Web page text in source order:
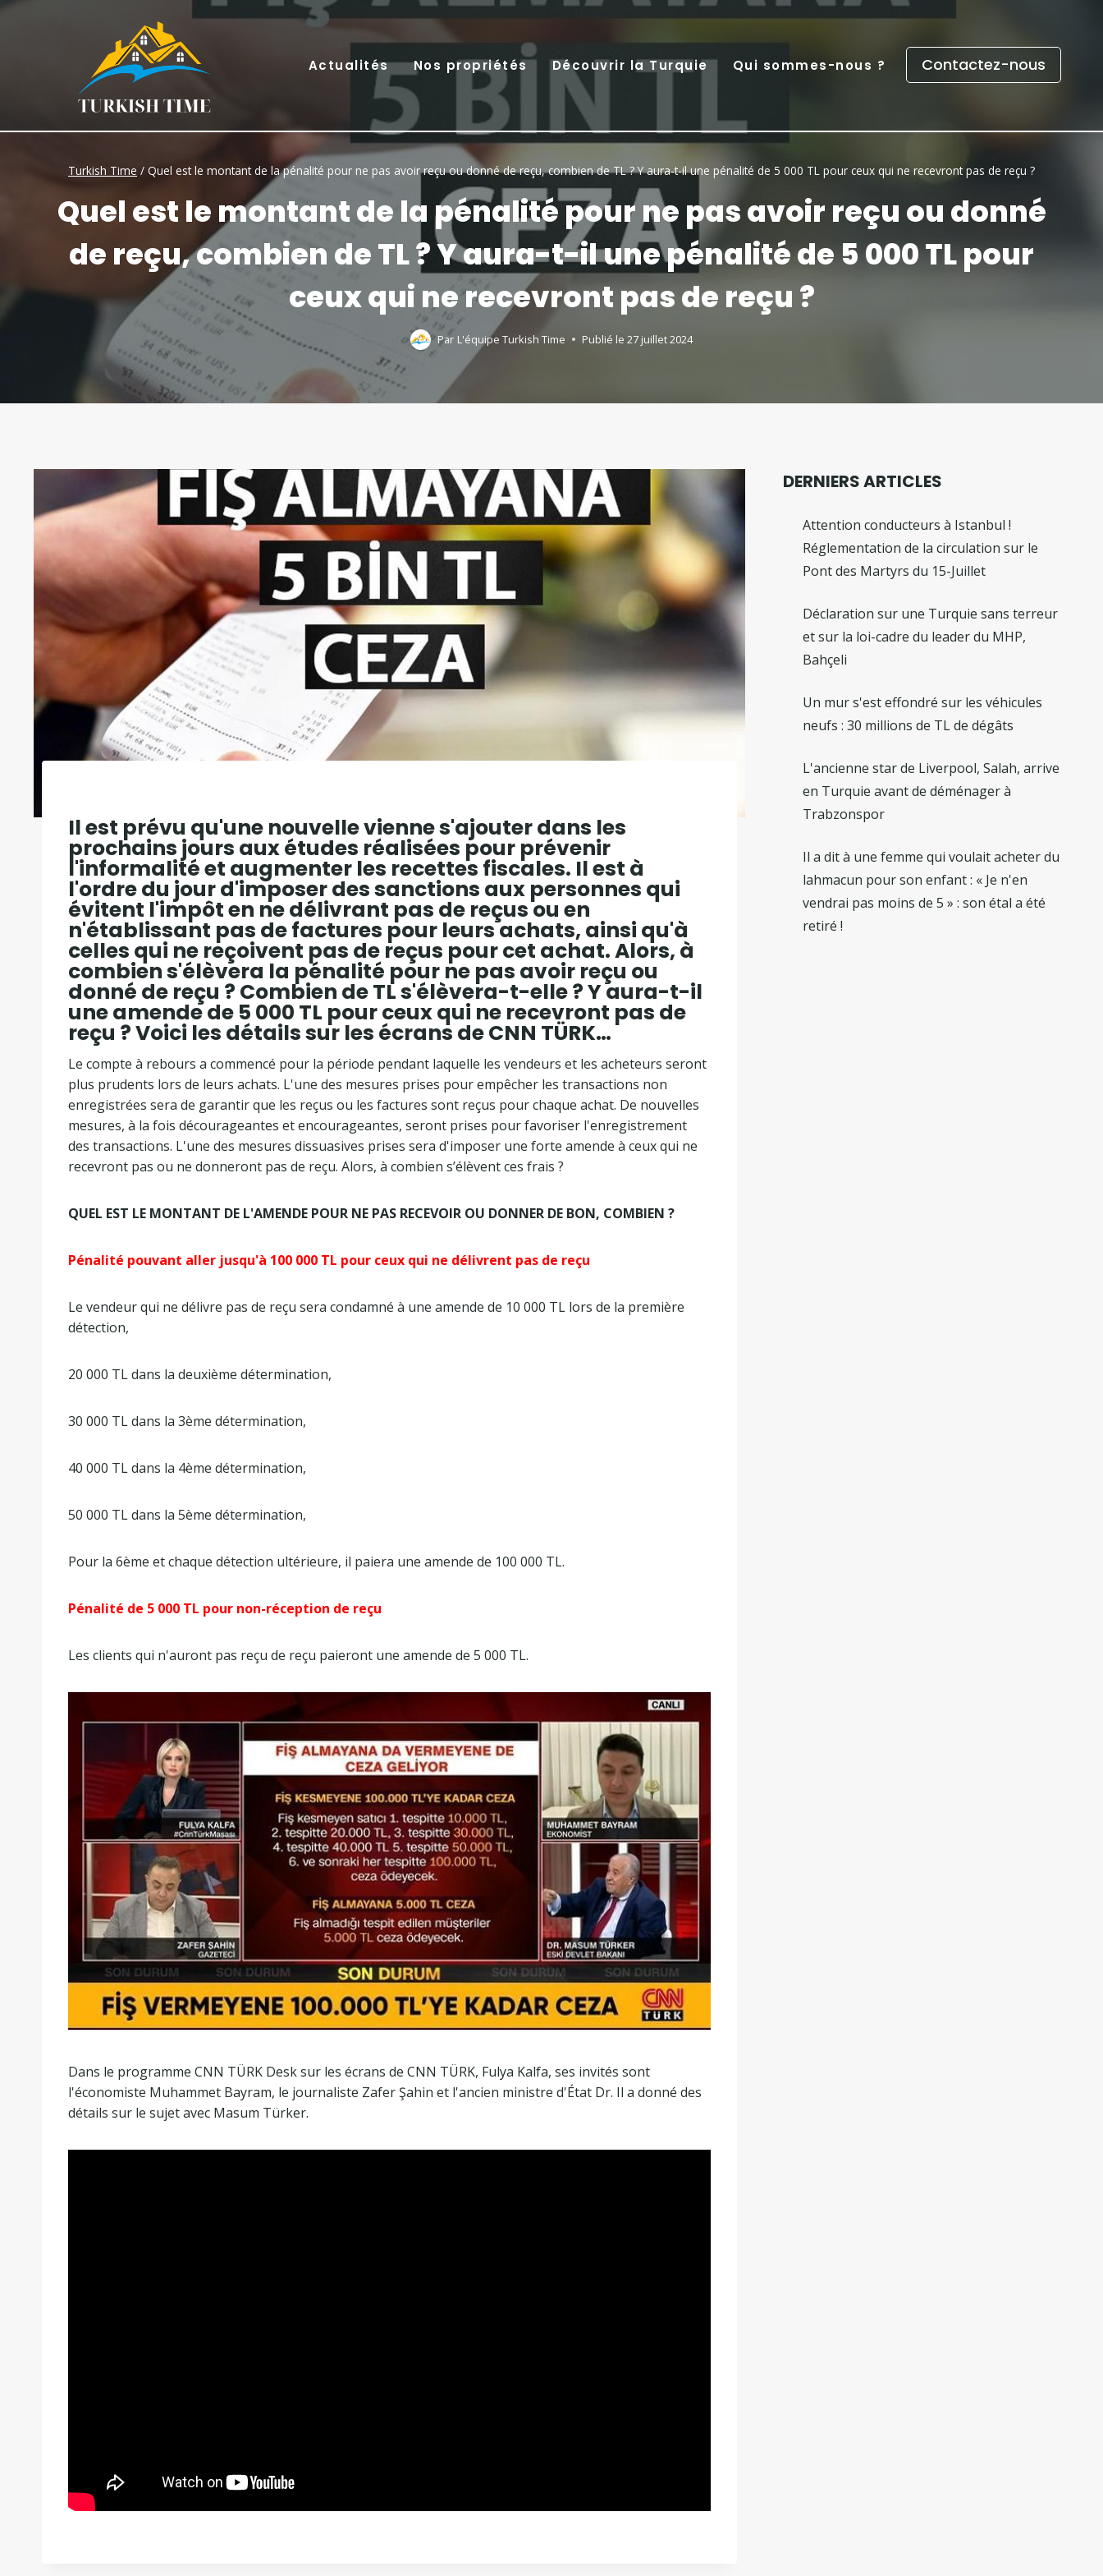
Skip
Actualités Nos propriétés Découvrir la Turquie Qui sommes-nous ? Contactez-nous
Turkish Time / Quel est le montant de la pénalité pour ne pas avoir reçu ou donné de reçu, combien de TL ? Y aura-t-il une pénalité de 5 000 TL pour ceux qui ne recevront pas de reçu ?
Quel est le montant de la pénalité pour ne pas avoir reçu ou donné
de reçu, combien de TL ? Y aura-t-il une pénalité de 5 000 TL pour
ceux qui ne recevront pas de reçu ?
Par L'équipe Turkish Time Publié le 27 juillet 2024
Il est prévu qu'une nouvelle vienne s'ajouter dans les
prochains jours aux études réalisées pour prévenir
l'informalité et augmenter les recettes fiscales. Il est à
l'ordre du jour d'imposer des sanctions aux personnes qui
évitent l'impôt en ne délivrant pas de reçus ou en
n'établissant pas de factures pour leurs achats, ainsi qu'à
celles qui ne reçoivent pas de reçus pour cet achat. Alors, à
combien s'élèvera la pénalité pour ne pas avoir reçu ou
donné de reçu ? Combien de TL s'élèvera-t-elle ? Y aura-t-il
une amende de 5 000 TL pour ceux qui ne recevront pas de
reçu ? Voici les détails sur les écrans de CNN TÜRK…
Le compte à rebours a commencé pour la période pendant laquelle les vendeurs et les acheteurs seront
plus prudents lors de leurs achats. L'une des mesures prises pour empêcher les transactions non
enregistrées sera de garantir que les reçus ou les factures sont reçus pour chaque achat. De nouvelles
mesures, à la fois décourageantes et encourageantes, seront prises pour favoriser l'enregistrement
des transactions. L'une des mesures dissuasives prises sera d'imposer une forte amende à ceux qui ne
recevront pas ou ne donneront pas de reçu. Alors, à combien s’élèvent ces frais ?
QUEL EST LE MONTANT DE L'AMENDE POUR NE PAS RECEVOIR OU DONNER DE BON, COMBIEN ?
Pénalité pouvant aller jusqu'à 100 000 TL pour ceux qui ne délivrent pas de reçu
Le vendeur qui ne délivre pas de reçu sera condamné à une amende de 10 000 TL lors de la première
détection,
20 000 TL dans la deuxième détermination,
30 000 TL dans la 3ème détermination,
40 000 TL dans la 4ème détermination,
50 000 TL dans la 5ème détermination,
Pour la 6ème et chaque détection ultérieure, il paiera une amende de 100 000 TL.
Pénalité de 5 000 TL pour non-réception de reçu
Les clients qui n'auront pas reçu de reçu paieront une amende de 5 000 TL.
Dans le programme CNN TÜRK Desk sur les écrans de CNN TÜRK, Fulya Kalfa, ses invités sont
l'économiste Muhammet Bayram, le journaliste Zafer Şahin et l'ancien ministre d'État Dr. Il a donné des
détails sur le sujet avec Masum Türker.
DERNIERS ARTICLES
Attention conducteurs à Istanbul !
Réglementation de la circulation sur le
Pont des Martyrs du 15-Juillet
Déclaration sur une Turquie sans terreur
et sur la loi-cadre du leader du MHP,
Bahçeli
Un mur s'est effondré sur les véhicules
neufs : 30 millions de TL de dégâts
L'ancienne star de Liverpool, Salah, arrive
en Turquie avant de déménager à
Trabzonspor
Il a dit à une femme qui voulait acheter du
lahmacun pour son enfant : « Je n'en
vendrai pas moins de 5 » : son étal a été
retiré !